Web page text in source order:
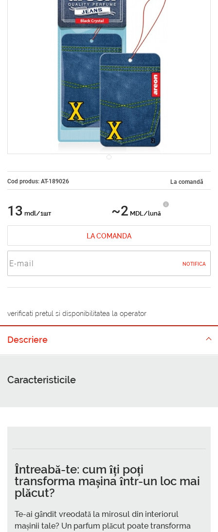
Cod produs: AT-189026 La comandă
13 mdl/1шт ~2 MDL/lună
LA COMANDA
NOTIFICA
verificati pretul si disponibilitatea la operator
Descriere
Caracteristicile
Întreabă-te: cum îți poți
transforma mașina într-un loc mai
plăcut?
Te-ai gândit vreodată la mirosul din interiorul
mașinii tale? Un parfum plăcut poate transforma